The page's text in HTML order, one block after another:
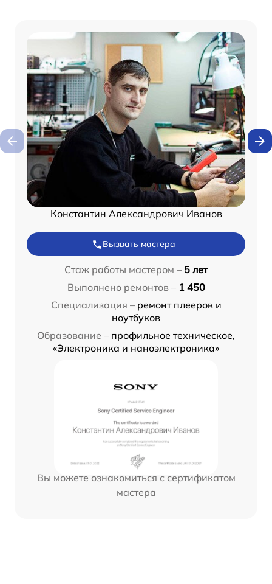
Константин Александрович Иванов
Вызвать мастера
Стаж работы мастером – 5 лет
Выполнено ремонтов – 1 450
Специализация – ремонт плееров и
ноутбуков
Образование – профильное техническое,
«Электроника и наноэлектроника»
Вы можете ознакомиться с сертификатом
мастера